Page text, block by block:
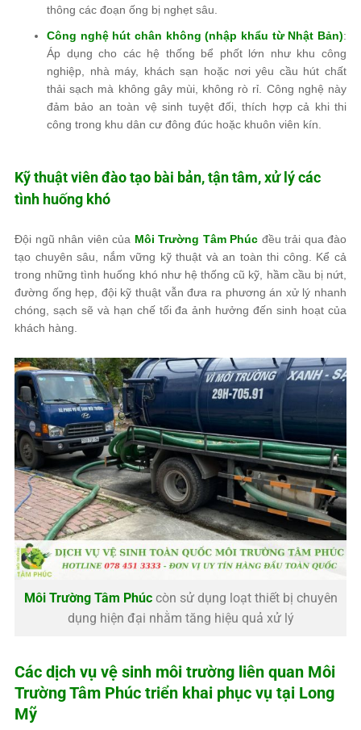
thông các đoạn ống bị nghẹt sâu.
Công nghệ hút chân không (nhập khẩu từ Nhật Bản):
Áp dụng cho các hệ thống bể phốt lớn như khu công
nghiệp, nhà máy, khách sạn hoặc nơi yêu cầu hút chất
thải sạch mà không gây mùi, không rò rỉ. Công nghệ này
đảm bảo an toàn vệ sinh tuyệt đối, thích hợp cả khi thi
công trong khu dân cư đông đúc hoặc khuôn viên kín.
Kỹ thuật viên đào tạo bài bản, tận tâm, xử lý các
tình huống khó
Đội ngũ nhân viên của Môi Trường Tâm Phúc đều trải qua đào
tạo chuyên sâu, nắm vững kỹ thuật và an toàn thi công. Kể cả
trong những tình huống khó như hệ thống cũ kỹ, hầm cầu bị nứt,
đường ống hẹp, đội kỹ thuật vẫn đưa ra phương án xử lý nhanh
chóng, sạch sẽ và hạn chế tối đa ảnh hưởng đến sinh hoạt của
khách hàng.
Môi Trường Tâm Phúccòn sử dụng loạt thiết bị chuyên
dụng hiện đại nhằm tăng hiệu quả xử lý
Các dịch vụ vệ sinh môi trường liên quan Môi
Trường Tâm Phúc triển khai phục vụ tại Long
Mỹ